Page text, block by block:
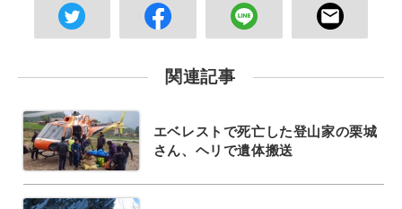
関連記事
エベレストで死亡した登山家の栗城
さん、ヘリで遺体搬送